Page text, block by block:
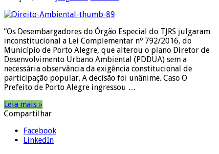
“Os Desembargadores do Órgão Especial do TJRS julgaram
inconstitucional a Lei Complementar nº 792/2016, do
Município de Porto Alegre, que alterou o plano Diretor de
Desenvolvimento Urbano Ambiental (PDDUA) sem a
necessária observância da exigência constitucional de
participação popular. A decisão foi unânime. Caso O
Prefeito de Porto Alegre ingressou …
Leia mais »
Compartilhar
Facebook
LinkedIn